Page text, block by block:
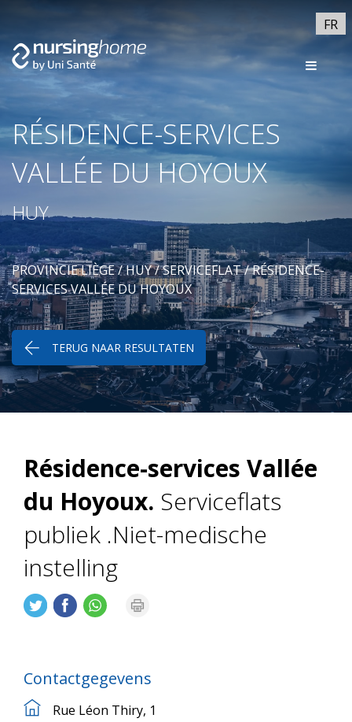
FR
RÉSIDENCE-SERVICES
VALLÉE DU HOYOUX
HUY
PROVINCIE LIÈGE/HUY/SERVICEFLAT/ RÉSIDENCE-
SERVICES VALLÉE DU HOYOUX
TERUG NAAR RESULTATEN
Résidence-services Vallée
du Hoyoux. Serviceflats
publiek .Niet-medische
instelling
Contactgegevens
Rue Léon Thiry, 1